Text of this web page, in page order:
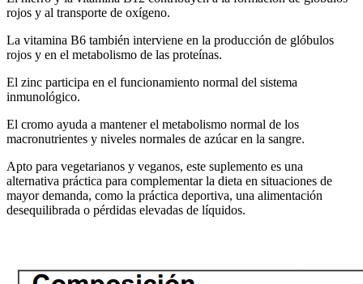
rojos y al transporte de oxígeno.
La vitamina B6 también interviene en la producción de glóbulos
rojos y en el metabolismo de las proteínas.
El zinc participa en el funcionamiento normal del sistema
inmunológico.
El cromo ayuda a mantener el metabolismo normal de los
macronutrientes y niveles normales de azúcar en la sangre.
Apto para vegetarianos y veganos, este suplemento es una
alternativa práctica para complementar la dieta en situaciones de
mayor demanda, como la práctica deportiva, una alimentación
desequilibrada o pérdidas elevadas de líquidos.